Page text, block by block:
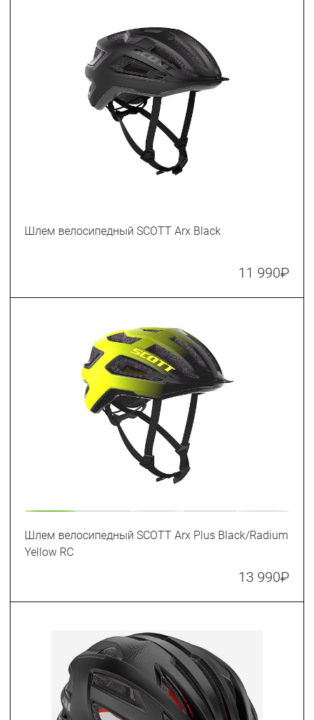
Шлем велосипедный SCOTT Arx Black
11 990₽
Шлем велосипедный SCOTT Arx Plus Black/Radium
Yellow RC
13 990₽